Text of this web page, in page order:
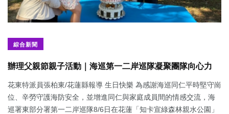
綜合新聞
辦理父親節親子活動｜海巡第一二岸巡隊凝聚團隊向心力
花東特派員張柏東/花蓮縣報導 生日快樂 為感謝海巡同仁平時堅守崗
位、辛勞守護海防安全，並增進同仁與家庭成員間的情感交流，海
巡署東部分署第一二岸巡隊8/6日在花蓮「知卡宣綠森林親水公園」